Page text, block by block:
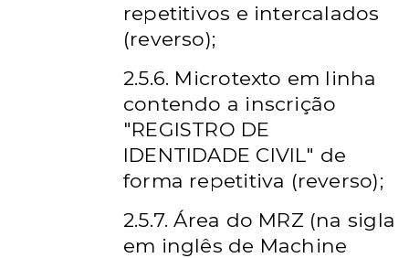
repetitivos e intercalados
(reverso);
2.5.6. Microtexto em linha
contendo a inscrição
"REGISTRO DE
IDENTIDADE CIVIL" de
forma repetitiva (reverso);
2.5.7. Área do MRZ (na sigla
em inglês de Machine